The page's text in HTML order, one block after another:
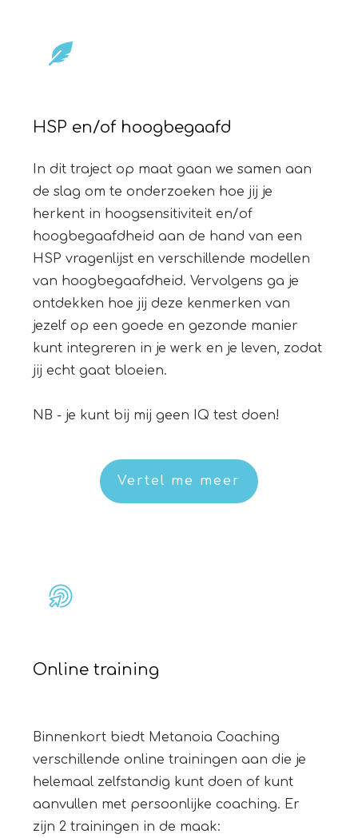
HSP en/of hoogbegaafd
In dit traject op maat gaan we samen aan
de slag om te onderzoeken hoe jij je
herkent in hoogsensitiviteit en/of
hoogbegaafdheid aan de hand van een
HSP vragenlijst en verschillende modellen
van hoogbegaafdheid. Vervolgens ga je
ontdekken hoe jij deze kenmerken van
jezelf op een goede en gezonde manier
kunt integreren in je werk en je leven, zodat
jij echt gaat bloeien.
NB - je kunt bij mij geen IQ test doen!
Vertel me meer
Online training
Binnenkort biedt Metanoia Coaching
verschillende online trainingen aan die je
helemaal zelfstandig kunt doen of kunt
aanvullen met persoonlijke coaching. Er
zijn 2 trainingen in de maak: